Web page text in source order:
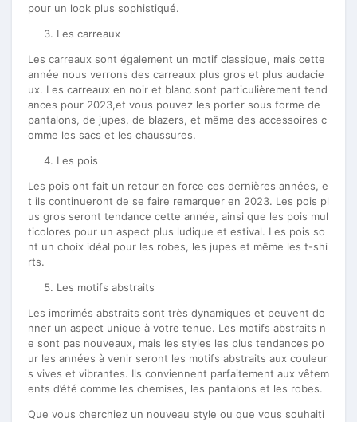
pour un look plus sophistiqué.
Les carreaux
Les carreaux sont également un motif classique, mais cette
année nous verrons des carreaux plus gros et plus audacie
ux. Les carreaux en noir et blanc sont particulièrement tend
ances pour 2023,et vous pouvez les porter sous forme de
pantalons, de jupes, de blazers, et même des accessoires c
omme les sacs et les chaussures.
Les pois
Les pois ont fait un retour en force ces dernières années, e
t ils continueront de se faire remarquer en 2023. Les pois pl
us gros seront tendance cette année, ainsi que les pois mul
ticolores pour un aspect plus ludique et estival. Les pois so
nt un choix idéal pour les robes, les jupes et même les t-shi
rts.
Les motifs abstraits
Les imprimés abstraits sont très dynamiques et peuvent do
nner un aspect unique à votre tenue. Les motifs abstraits n
e sont pas nouveaux, mais les styles les plus tendances po
ur les années à venir seront les motifs abstraits aux couleur
s vives et vibrantes. Ils conviennent parfaitement aux vêtem
ents d’été comme les chemises, les pantalons et les robes.
Que vous cherchiez un nouveau style ou que vous souhaiti